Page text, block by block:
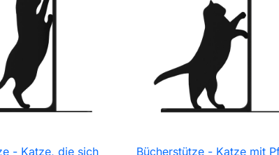
- Katze, die sich
Bücherstütze - Katze mit